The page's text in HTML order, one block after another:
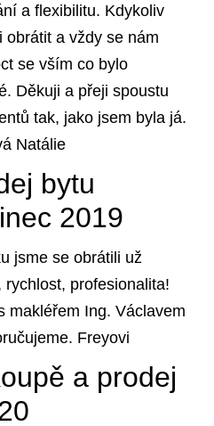
a flexibilitu. Kdykoliv
obrátit a vždy se nám
se vším co bylo
Děkuji a přeji spoustu
tak, jako jsem byla já.
Natálie
bytu
2019
jsme se obrátili už
profesionalita!
makléřem Ing. Václavem
Freyovi
a prodej